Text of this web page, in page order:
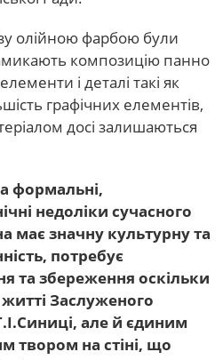
олійною фарбою були
композицію панно
і деталі такі як
графічних елементів,
досі залишаються
формальні,
недоліки сучасного
має значну культурну та
потребує
та збереження оскільки
Заслуженого
але й єдиним
твором на стіні, що